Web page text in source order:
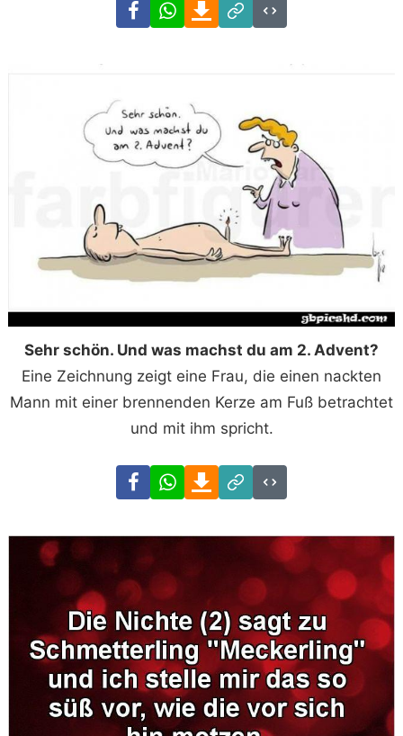
FacebookWhatsAppDownload
Link
Code
Sehr schön. Und was machst du am 2. Advent?
Eine Zeichnung zeigt eine Frau, die einen nackten
Mann mit einer brennenden Kerze am Fuß betrachtet
und mit ihm spricht.
FacebookWhatsAppDownload
Link
Code